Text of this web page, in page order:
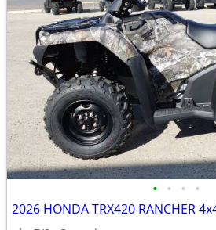
• • • •
2026 HONDA TRX420 RANCHER